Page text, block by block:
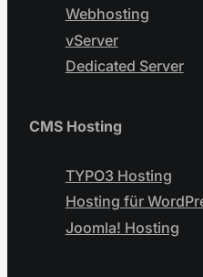
Webhosting
vServer
Dedicated Server
CMS Hosting
TYPO3 Hosting
Hosting für
Joomla! Hosting